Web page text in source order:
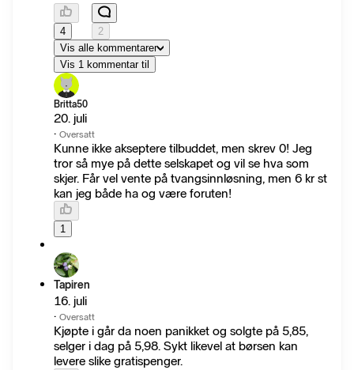
4
2
Vis alle kommentarer
Vis 1 kommentar til
Britta50
20. juli
· Oversatt
Kunne ikke akseptere tilbuddet, men skrev 0! Jeg
tror så mye på dette selskapet og vil se hva som
skjer. Får vel vente på tvangsinnløsning, men 6 kr st
kan jeg både ha og være foruten!
1
Tapiren
16. juli
· Oversatt
Kjøpte i går da noen panikket og solgte på 5,85,
selger i dag på 5,98. Sykt likevel at børsen kan
levere slike gratispenger.